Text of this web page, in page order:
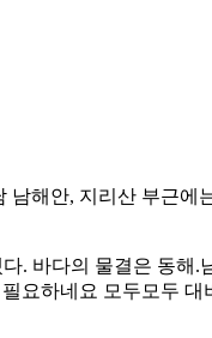
해안, 지리산 부근에
. 바다의 물결은 동해.
요하네요 모두모두